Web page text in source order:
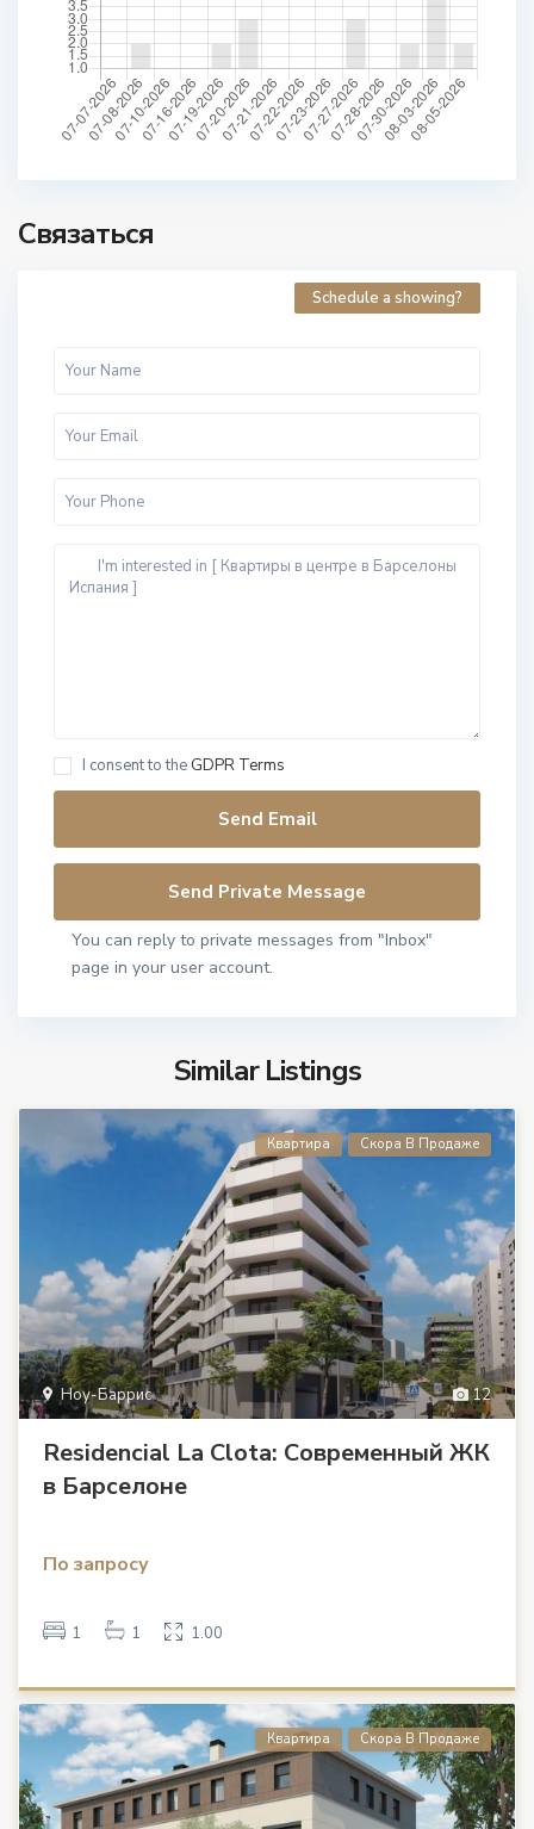
Связаться
Schedule a showing?
I consent to the GDPR Terms
You can reply to private messages from "Inbox"
page in your user account.
Similar Listings
12
Ноу-Баррис
Квартира Скора В Продаже
Residencial La Clota: Современный ЖК
в Барселоне
По запросу
1 1 1.00
Квартира Скора В Продаже